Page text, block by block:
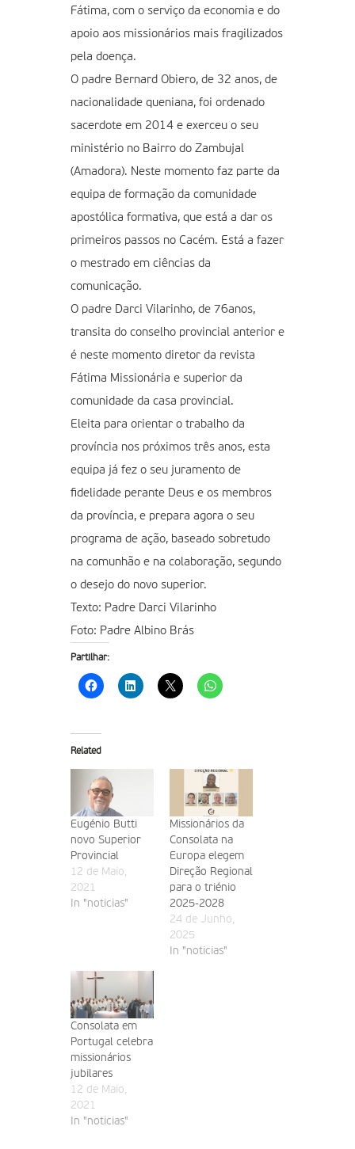
Fátima, com o serviço da economia e do
apoio aos missionários mais fragilizados
pela doença.
O padre Bernard Obiero, de 32 anos, de
nacionalidade queniana, foi ordenado
sacerdote em 2014 e exerceu o seu
ministério no Bairro do Zambujal
(Amadora). Neste momento faz parte da
equipa de formação da comunidade
apostólica formativa, que está a dar os
primeiros passos no Cacém. Está a fazer
o mestrado em ciências da
comunicação.
O padre Darci Vilarinho, de 76anos,
transita do conselho provincial anterior e
é neste momento diretor da revista
Fátima Missionária e superior da
comunidade da casa provincial.
Eleita para orientar o trabalho da
província nos próximos três anos, esta
equipa já fez o seu juramento de
fidelidade perante Deus e os membros
da província, e prepara agora o seu
programa de ação, baseado sobretudo
na comunhão e na colaboração, segundo
o desejo do novo superior.
Texto: Padre Darci Vilarinho
Foto: Padre Albino Brás
Partilhar:
Related
Eugénio Butti
novo Superior
Provincial
12 de Maio,
2021
In "noticias"
Missionários da
Consolata na
Europa elegem
Direção Regional
para o triénio
2025-2028
24 de Junho,
2025
In "noticias"
Consolata em
Portugal celebra
missionários
jubilares
12 de Maio,
2021
In "noticias"